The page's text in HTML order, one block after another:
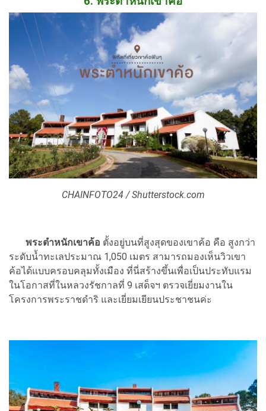
CHAINFOTO24 / Shutterstock.com
พระตำหนักเขาค้อ ตั้งอยู่บนที่สูงสุดของเขาค้อ คือ สูงกว่า
ระดับน้ำทะเลประมาณ 1,050 เมตร สามารถมองเห็นวิวเขา
ค้อได้แบบครอบคลุมทั้งเมือง ที่นี่สร้างขึ้นเพื่อเป็นประทับแรม
ในโอกาสที่ในหลวงรัชกาลที่ 9 เสด็จฯ ตรวจเยี่ยมงานใน
โครงการพระราชดำริ และเยี่ยมเยียนประชาชนค่ะ